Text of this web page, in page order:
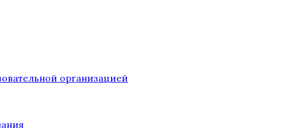
организацией